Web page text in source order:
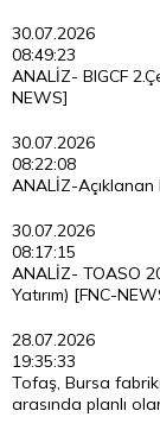
30.07.2026
08:49:23
ANALİZ- BIGCF
NEWS]
30.07.2026
08:22:08
ANALİZ-Açıklanan
30.07.2026
08:17:15
ANALİZ- TOASO
Yatırım) [FNC-
28.07.2026
19:35:33
Tofaş, Bursa
arasında planlı